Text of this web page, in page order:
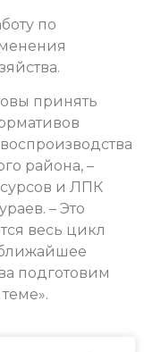
по
принять
района, –
и ЛПК
– Это
весь цикл
подготовим